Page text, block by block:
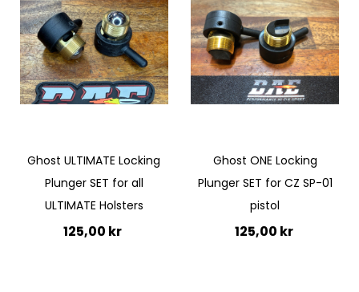
Ghost ULTIMATE Locking
Plunger SET for all
ULTIMATE Holsters
125,00 kr
Ghost ONE Locking
Plunger SET for CZ SP-01
pistol
125,00 kr